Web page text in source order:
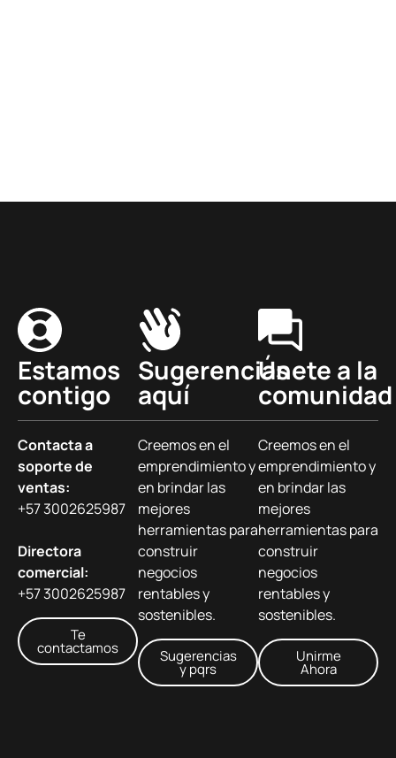
Estamos
contigo
Contacta a
soporte de
ventas:
+57 3002625987
Directora
comercial:
+57 3002625987
Te
contactamos
Sugerencias
aquí
Creemos en el
emprendimiento y
en brindar las
mejores
herramientas para
construir
negocios
rentables y
sostenibles.
Sugerencias
y pqrs
Únete a la
comunidad
Creemos en el
emprendimiento y
en brindar las
mejores
herramientas para
construir
negocios
rentables y
sostenibles.
Unirme
Ahora